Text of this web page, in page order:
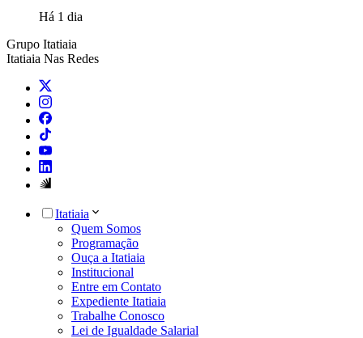
Há 1 dia
Grupo Itatiaia
Itatiaia Nas Redes
Itatiaia
Quem Somos
Programação
Ouça a Itatiaia
Institucional
Entre em Contato
Expediente Itatiaia
Trabalhe Conosco
Lei de Igualdade Salarial